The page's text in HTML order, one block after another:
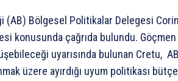
(AB) Bölgesel Politikalar Delegesi
konusunda çağrıda bulundu.
uyarısında bulunan Cretu,
üzere ayırdığı uyum politikası